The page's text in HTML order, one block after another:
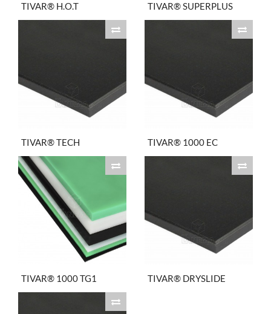
TIVAR® H.O.T TIVAR® SUPERPLUS
TIVAR® TECH TIVAR® 1000 EC
TIVAR® 1000 TG1 TIVAR® DRYSLIDE